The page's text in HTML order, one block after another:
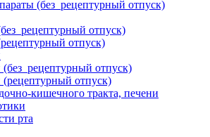
(без_рецептурный отпуск)
отпуск)
отпуск)
отпуск)
отпуск)
кишечного тракта, печени
рта